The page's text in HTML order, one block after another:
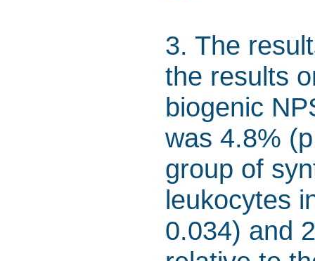
3. The
the results
biogenic
was 4.8%
group of
leukocytes
0.034) and